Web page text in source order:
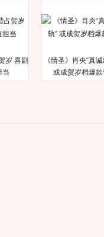
岁 喜剧
当
《情圣》肖央“真
或成贺岁档爆款